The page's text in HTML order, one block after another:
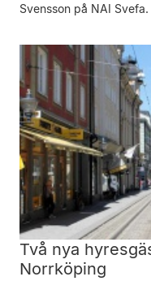
Svensson på NAI Svefa.
Två nya
Norrköping